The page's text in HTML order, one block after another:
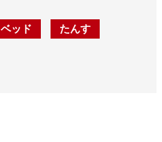
ベッド たんす